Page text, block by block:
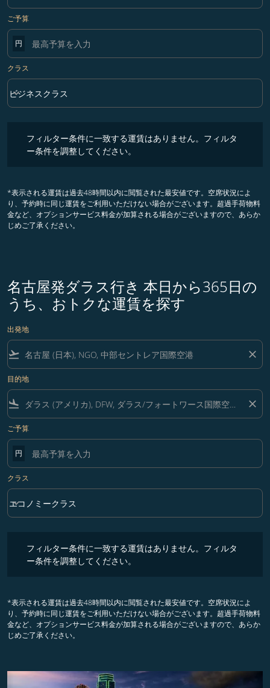
ご予算
円
クラス
クラス option ビジネスクラス Selected
ビジネスクラス
keyboard_arrow_down
フィルター条件に一致する運賃はありません。フィルタ
ー条件を調整してください。
*表示される運賃は過去48時間以内に閲覧された最安値です。空席状況によ
り、予約時に同じ運賃をご利用いただけない場合がございます。超過手荷物料
金など、オプションサービス料金が加算される場合がございますので、あらか
じめご了承ください。
名古屋発ダラス行き 本日から365日の
うち、おトクな運賃を探す
出発地
flight_takeoff close
目的地
flight_land close
ご予算
円
クラス
クラス option エコノミークラス Selected
エコノミークラス
keyboard_arrow_down
フィルター条件に一致する運賃はありません。フィルタ
ー条件を調整してください。
*表示される運賃は過去48時間以内に閲覧された最安値です。空席状況によ
り、予約時に同じ運賃をご利用いただけない場合がございます。超過手荷物料
金など、オプションサービス料金が加算される場合がございますので、あらか
じめご了承ください。